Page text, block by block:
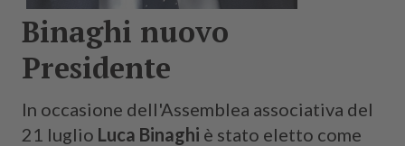
Binaghi nuovo
Presidente
In occasione dell'Assemblea associativa del
21 luglio Luca Binaghi è stato eletto come